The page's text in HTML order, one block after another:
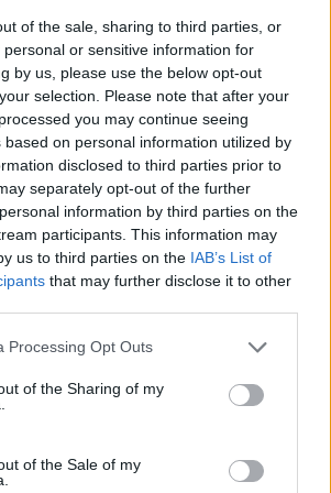
of the sale, sharing to third parties, or
or sensitive information for
by us, please use the below opt-out
selection. Please note that after your
you may continue seeing
based on personal information utilized by
disclosed to third parties prior to
separately opt-out of the further
information by third parties on the
participants. This information may
us to third parties on the IAB’s List of
that may further disclose it to other
Processing Opt Outs
of the Sharing of my
of the Sale of my
hasta la Avda de Escaleritas. A partir
circula por Avda. de Ansite, Manuel
Vía de Circunvalación, Túnel de Julio
Ramírez Bethencourt, cambio de
XXIII, Avda. Alcalde Ramírez
Alcalde Juan Rodríguez Doreste,
Santa Catalina, Avda. Alcalde Juan
Nudo del Mercado del Puerto, Pérez
del Castillo de La Luz.
Auditorio): A partir del Paseo de
circula por la Avda. Juan XXIII, Avda.
Bethencourt, Avda. Alcalde Juan
desvío que la línea 17 hasta la c/
circula por la Autovía del Norte,
Antonio Zerolo y Pío XII.
Negrín circulará por la Vía de